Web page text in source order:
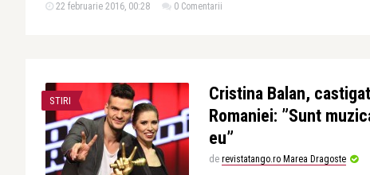
22 februarie 2016, 00:28 0 Comentarii
STIRI
Cristina Balan,
Romaniei: ”Sunt
eu”
de revistatango.ro Marea Dragoste